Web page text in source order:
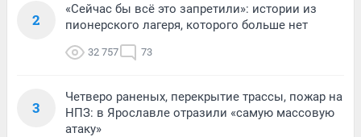
2
«Сейчас бы всё это запретили»: истории из
пионерского лагеря, которого больше нет
32 757 73
3
Четверо раненых, перекрытие трассы, пожар на
НПЗ: в Ярославле отразили «самую массовую
атаку»